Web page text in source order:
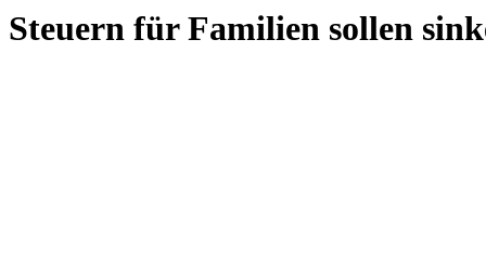
Steuern für Familien sollen